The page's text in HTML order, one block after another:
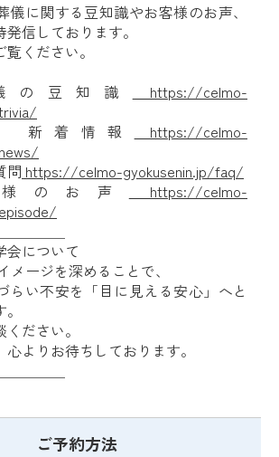
儀に関する豆知識やお客様のお声、
信しております。
ください。
の豆知識
https://celmo-
新着情報
https://celmo-
問 https://celmo-gyokusenin.jp/faq/
のお声
https://celmo-
について
メージを深めることで、
らい不安を「目に見える安心」へと
ださい。
よりお待ちしております。
ご予約方法